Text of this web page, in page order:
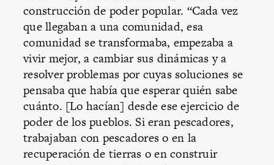
construcción de poder popular. “Cada vez
que llegaban a una comunidad, esa
comunidad se transformaba, empezaba a
vivir mejor, a cambiar sus dinámicas y a
resolver problemas por cuyas soluciones se
pensaba que había que esperar quién sabe
cuánto. [Lo hacían] desde ese ejercicio de
poder de los pueblos. Si eran pescadores,
trabajaban con pescadores o en la
recuperación de tierras o en construir